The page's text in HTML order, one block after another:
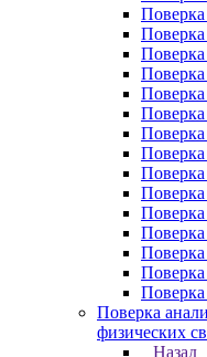
Поверка
Поверка
Поверка
Поверка
Поверка
Поверка
Поверка
Поверка
Поверка
Поверка
Поверка
Поверка
физических
Назад